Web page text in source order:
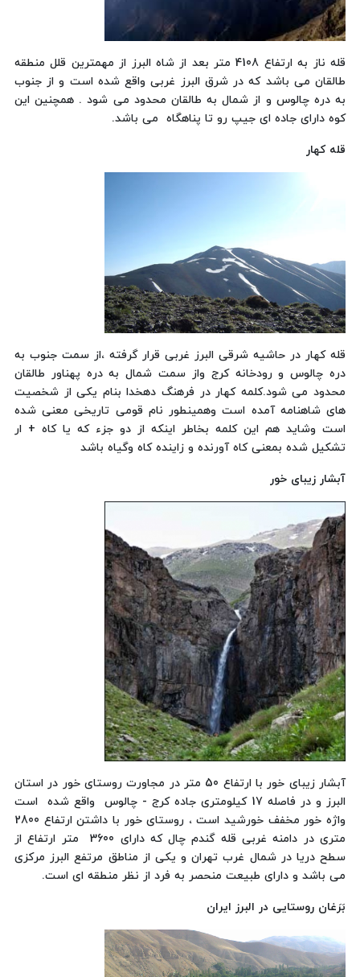
قله ناز به ارتفاع 4108 متر بعد از شاه البرز از مهمترین قلل منطقه
طالقان می باشد که در شرق البرز غربی واقع شده است و از جنوب
به دره چالوس و از شمال به طالقان محدود می شود . همچنین این
کوه دارای جاده ای جیپ رو تا پناهگاه می باشد.
قله کهار
قله کهار در حاشیه شرقی البرز غربی قرار گرفته ،از سمت جنوب به
دره چالوس و رودخانه کرج واز سمت شمال به دره پهناور طالقان
محدود می شود.کلمه کهار در فرهنگ دهخدا بنام یکی از شخصیت
های شاهنامه آمده است وهمینطور نام قومی تاریخی معنی شده
است وشاید هم این کلمه بخاطر اینکه از دو جزء که یا کاه + ار
تشکیل شده بمعنی کاه آورنده و زاینده کاه وگیاه باشد
آبشار زیبای خور
آبشار زیبای خور با ارتفاع 50 متر در مجاورت روستای خور در استان
البرز و در فاصله 17 کیلومتری جاده کرج - چالوس واقع شده است
واژه خور مخفف خورشید است ، روستای خور با داشتن ارتفاع 2800
متری در دامنه غربی قله گندم چال که دارای 3600 متر ارتفاع از
سطح دریا در شمال غرب تهران و یکی از مناطق مرتفع البرز مرکزی
می باشد و دارای طبیعت منحصر به فرد از نظر منطقه ای است.
بَرَغان روستایی در البرز ایران